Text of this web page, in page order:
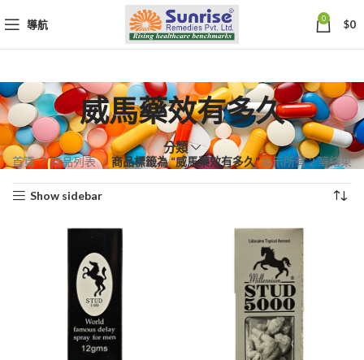
導航 0 $0
威馬藥效有多久
分類
首頁 商品列表 商品標籤為 “威馬藥效有多久”顯示所有 2 筆結果依
Show sidebar